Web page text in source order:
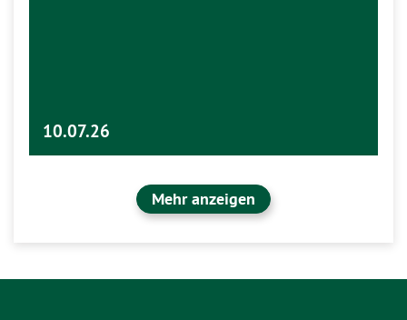
10.07.26
Mehr anzeigen